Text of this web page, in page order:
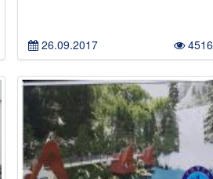
26.09.2017 4516